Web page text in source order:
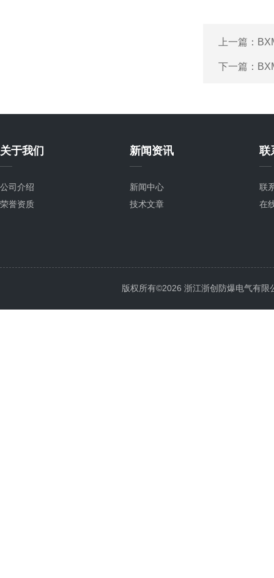
上一篇：
下一篇：
关于我们
公司介绍
荣誉资质
新闻资讯
新闻中心
技术文章
联
联
在
版权所有©2026 浙江浙创防爆电气有